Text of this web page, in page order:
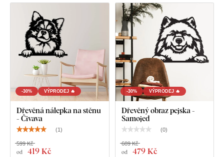
-30% VÝPRODEJ 🔥
Dřevěná nálepka na stěnu
- Čivava
(1)
od 419 Kč
599 Kč
-30% VÝPRODEJ 🔥
Dřevěný obraz pejska -
Samojed
(0)
od 479 Kč
689 Kč